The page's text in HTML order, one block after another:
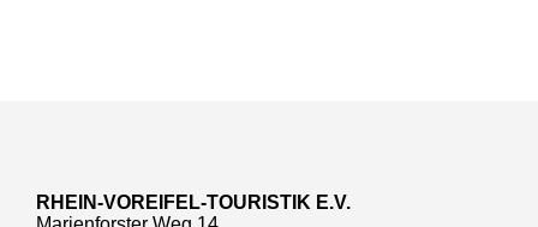
RHEIN-VOREIFEL-TOURISTIK E.V.